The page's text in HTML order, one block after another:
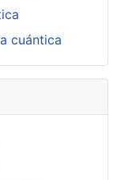
cuántica